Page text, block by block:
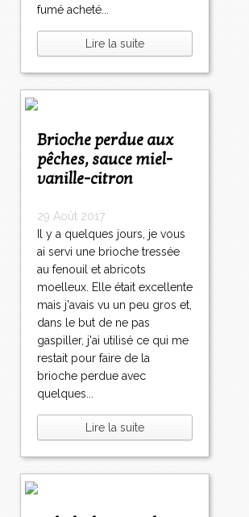
fumé acheté...
Lire la suite
Brioche perdue aux
pêches, sauce miel-
vanille-citron
29 Août 2017
Il y a quelques jours, je vous
ai servi une brioche tressée
au fenouil et abricots
moelleux. Elle était excellente
mais j'avais vu un peu gros et,
dans le but de ne pas
gaspiller, j'ai utilisé ce qui me
restait pour faire de la
brioche perdue avec
quelques...
Lire la suite